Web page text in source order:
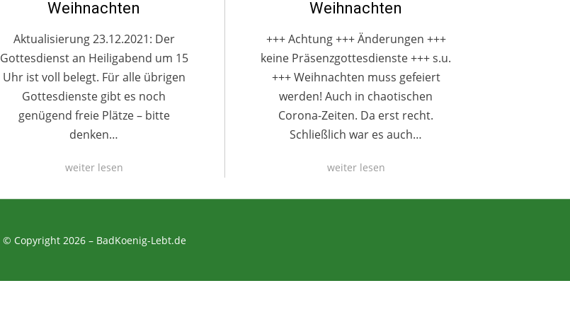
Weihnachten
Aktualisierung 23.12.2021: Der
Gottesdienst an Heiligabend um 15
Uhr ist voll belegt. Für alle übrigen
Gottesdienste gibt es noch
genügend freie Plätze – bitte
denken…
weiter lesen
Weihnachten
+++ Achtung +++ Änderungen +++
keine Präsenzgottesdienste +++ s.u.
+++ Weihnachten muss gefeiert
werden! Auch in chaotischen
Corona-Zeiten. Da erst recht.
Schließlich war es auch…
weiter lesen
© Copyright 2026 – BadKoenig-Lebt.de